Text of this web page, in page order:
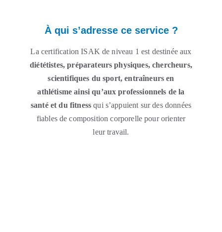
À qui s’adresse ce service ?
La certification ISAK de niveau 1 est destinée aux
diététistes, préparateurs physiques, chercheurs,
scientifiques du sport, entraîneurs en
athlétisme ainsi qu’aux professionnels de la
santé et du fitness qui s’appuient sur des données
fiables de composition corporelle pour orienter
leur travail.